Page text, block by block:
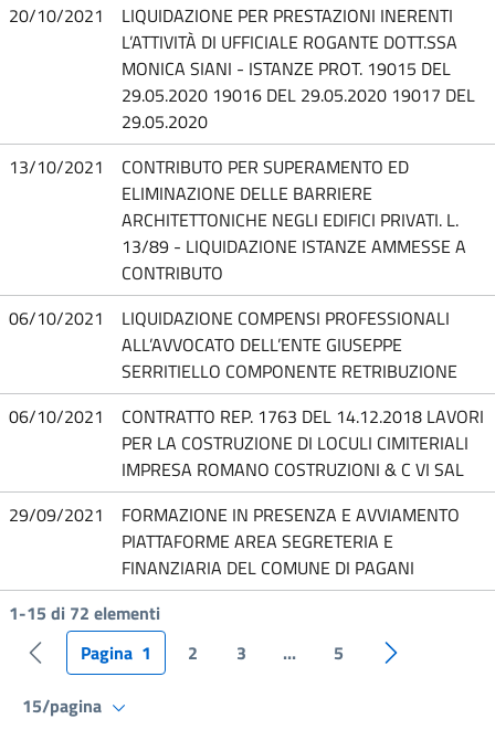
20/10/2021
LIQUIDAZIONE PER PRESTAZIONI INERENTI
L’ATTIVITÀ DI UFFICIALE ROGANTE DOTT.SSA
MONICA SIANI - ISTANZE PROT. 19015 DEL
29.05.2020 19016 DEL 29.05.2020 19017 DEL
29.05.2020
13/10/2021
CONTRIBUTO PER SUPERAMENTO ED
ELIMINAZIONE DELLE BARRIERE
ARCHITETTONICHE NEGLI EDIFICI PRIVATI. L.
13/89 - LIQUIDAZIONE ISTANZE AMMESSE A
CONTRIBUTO
06/10/2021
LIQUIDAZIONE COMPENSI PROFESSIONALI
ALL’AVVOCATO DELL’ENTE GIUSEPPE
SERRITIELLO COMPONENTE RETRIBUZIONE
06/10/2021
CONTRATTO REP. 1763 DEL 14.12.2018 LAVORI
PER LA COSTRUZIONE DI LOCULI CIMITERIALI
IMPRESA ROMANO COSTRUZIONI & C VI SAL
29/09/2021
FORMAZIONE IN PRESENZA E AVVIAMENTO
PIATTAFORME AREA SEGRETERIA E
FINANZIARIA DEL COMUNE DI PAGANI
1-15 di 72 elementi
Pagina precedente
Pagina 1 2 3 ... 5
Pagina
15/pagina